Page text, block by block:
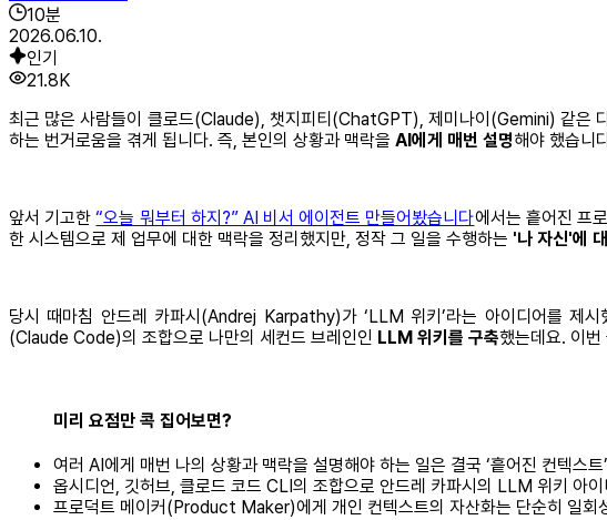
10분
2026.06.10.
인기
21.8K
최근 많은 사람들이 클로드(Claude), 챗지피티(ChatGPT), 제미나이(Gemini) 같은
하는 번거로움을 겪게 됩니다. 즉, 본인의 상황과 맥락을 AI에게 매번 설명해야 했습니
앞서 기고한“오늘 뭐부터 하지?” AI 비서 에이전트 만들어봤습니다에서는 흩어진 프
한 시스템으로 제 업무에 대한 맥락을 정리했지만, 정작 그 일을 수행하는 '나 자신'에
당시 때마침 안드레 카파시(Andrej Karpathy)가 ‘LLM 위키’라는 아이디어를 제
(Claude Code)의 조합으로 나만의 세컨드 브레인인 LLM 위키를 구축했는데요. 이
미리 요점만 콕 집어보면?
여러 AI에게 매번 나의 상황과 맥락을 설명해야 하는 일은 결국 ‘흩어진 컨텍스
옵시디언, 깃허브, 클로드 코드 CLI의 조합으로 안드레 카파시의 LLM 위키 아
프로덕트 메이커(Product Maker)에게 개인 컨텍스트의 자산화는 단순히 일회